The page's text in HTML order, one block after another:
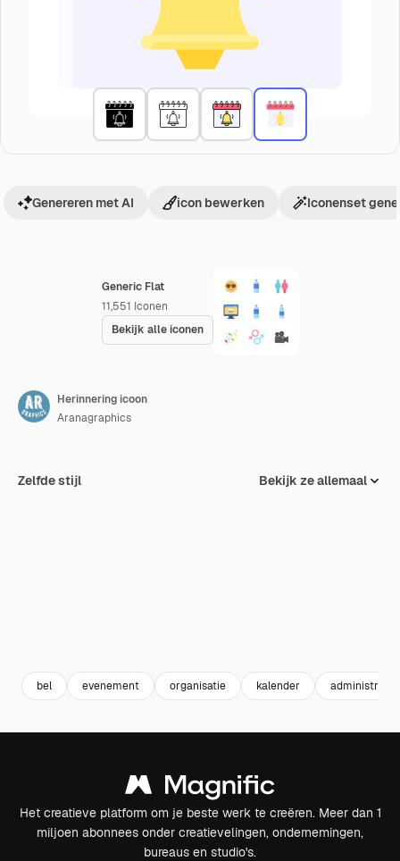
Generic Flat
11,551 Iconen
Bekijk alle iconen
Genereren met AI icon bewerken Iconenset
Herinnering icoon
Aranagraphics
Zelfde stijl Bekijk ze allemaal
bel evenement organisatie kalender administratie
Het creatieve platform om je beste werk te creëren. Meer dan 1
miljoen abonnees onder creatievelingen, ondernemingen,
bureaus en studio's.